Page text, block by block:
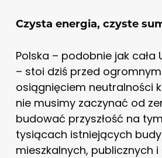
Czysta energia, czyste
Polska – podobnie jak cała
– stoi dziś przed
osiągnięciem neutralności
nie musimy zaczynać od
budować przyszłość na
tysiącach istniejących
mieszkalnych, publicznych